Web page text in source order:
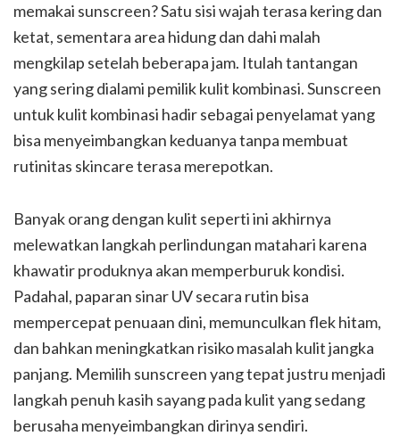
memakai sunscreen? Satu sisi wajah terasa kering dan
ketat, sementara area hidung dan dahi malah
mengkilap setelah beberapa jam. Itulah tantangan
yang sering dialami pemilik kulit kombinasi. Sunscreen
untuk kulit kombinasi hadir sebagai penyelamat yang
bisa menyeimbangkan keduanya tanpa membuat
rutinitas skincare terasa merepotkan.
Banyak orang dengan kulit seperti ini akhirnya
melewatkan langkah perlindungan matahari karena
khawatir produknya akan memperburuk kondisi.
Padahal, paparan sinar UV secara rutin bisa
mempercepat penuaan dini, memunculkan flek hitam,
dan bahkan meningkatkan risiko masalah kulit jangka
panjang. Memilih sunscreen yang tepat justru menjadi
langkah penuh kasih sayang pada kulit yang sedang
berusaha menyeimbangkan dirinya sendiri.